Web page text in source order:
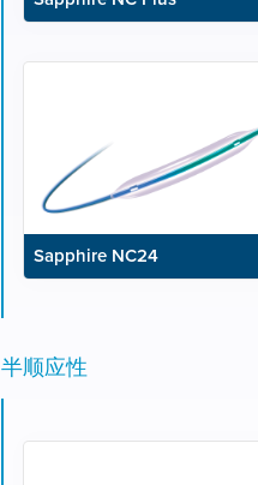
Sapphire NC24
半顺应性